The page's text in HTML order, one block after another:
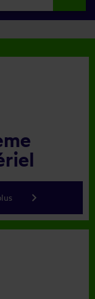
keyboard_arrow_right